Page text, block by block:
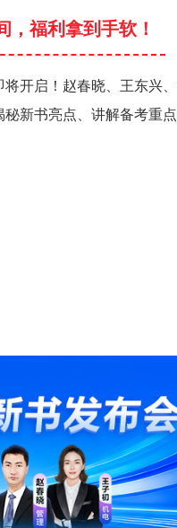
，福利拿到手软！
将开启！赵春晓、王东兴
新书亮点、讲解备考重